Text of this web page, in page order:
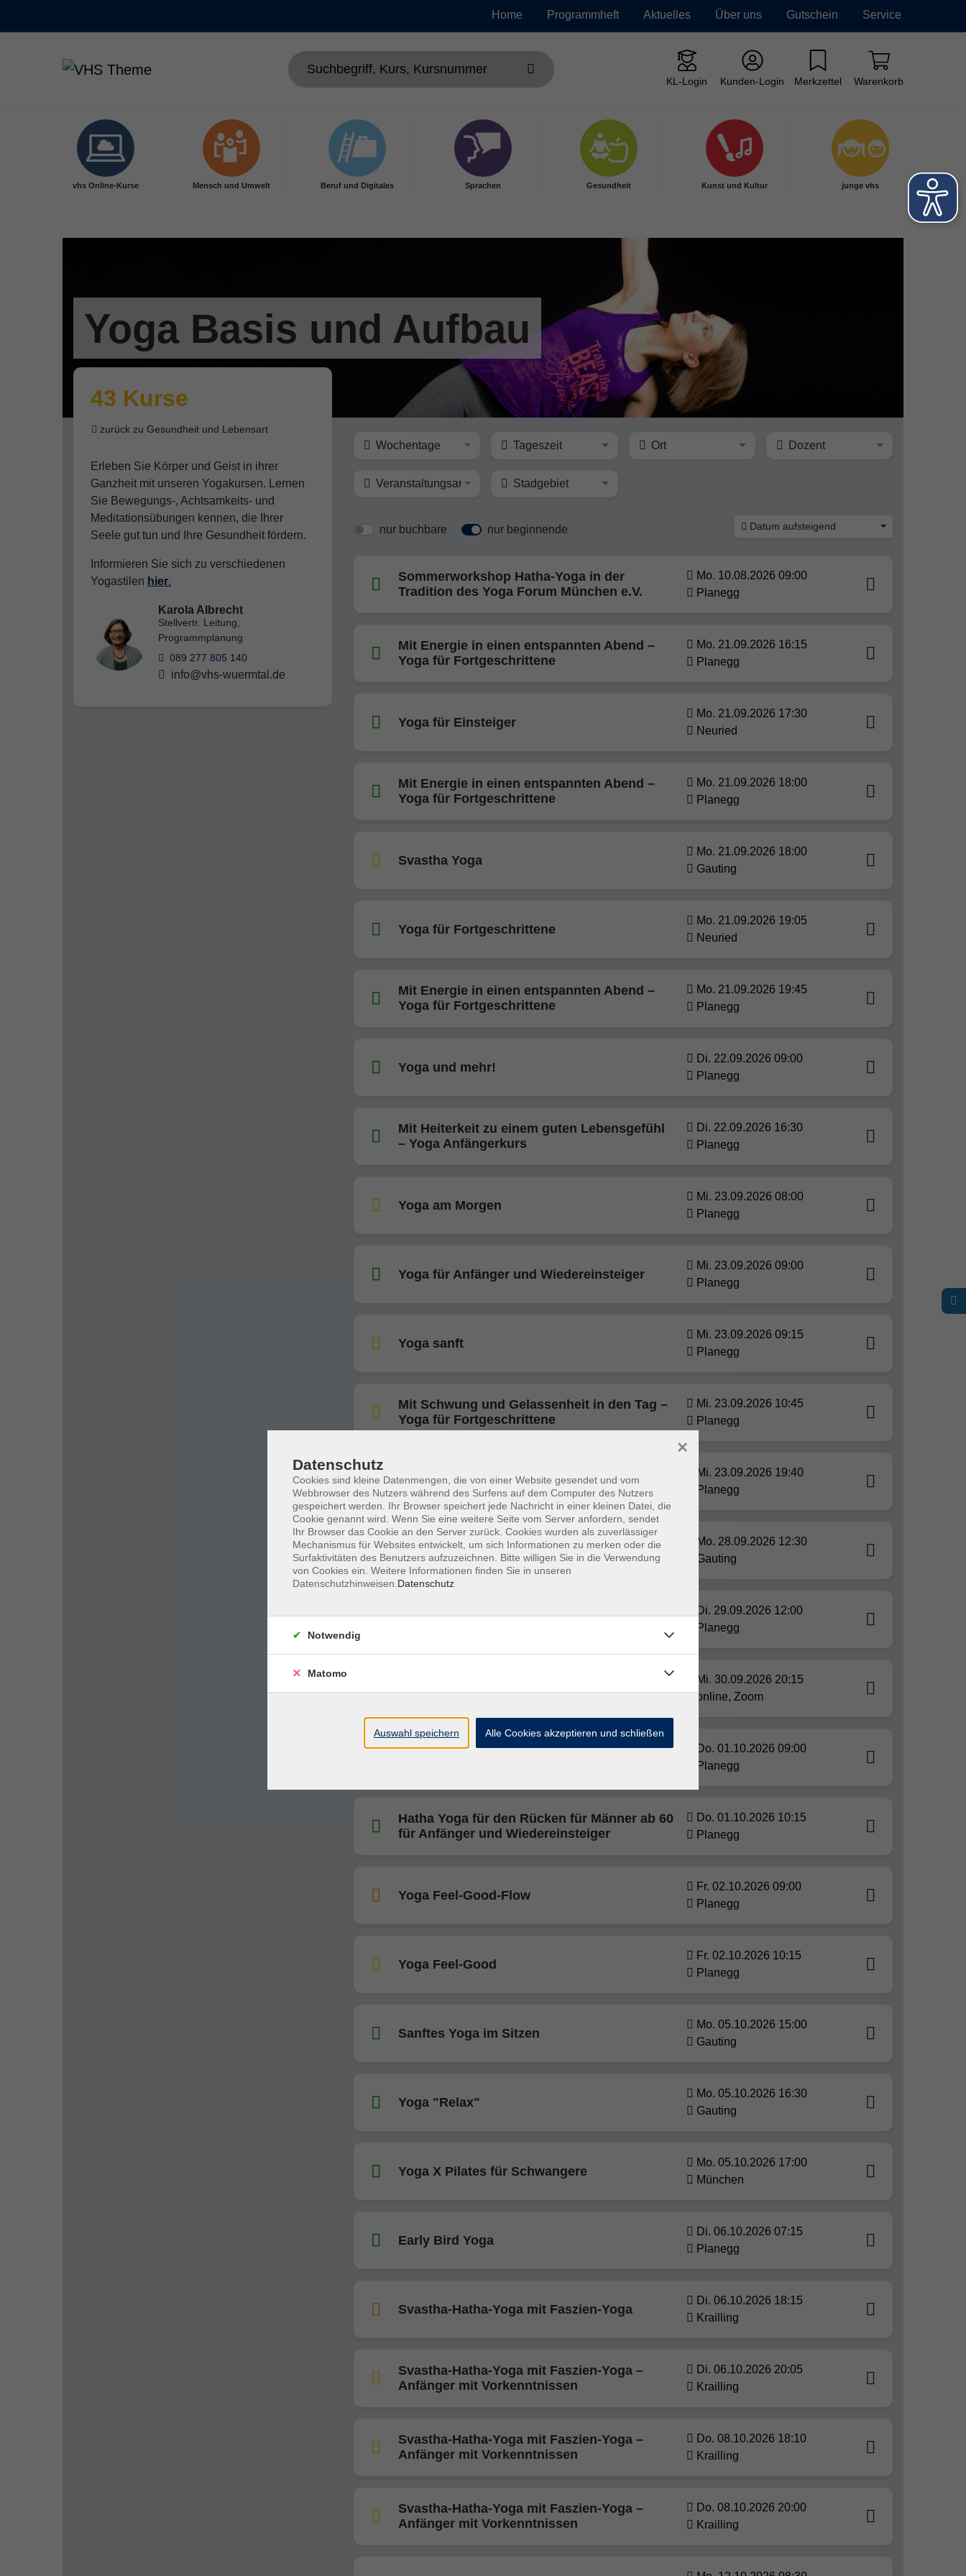
Home Programmheft Aktuelles Über uns Gutschein Service
KL-Login Kunden-Login Merkzettel Warenkorb
vhs Online-Kurse Mensch und Umwelt Beruf und Digitales Sprachen Gesundheit Kunst und Kultur junge vhs
Yoga Basis und Aufbau
43 Kurse
zurück zu Gesundheit und Lebensart
Erleben Sie Körper und Geist in ihrer
Ganzheit mit unseren Yogakursen. Lernen
Sie Bewegungs-, Achtsamkeits- und
Meditationsübungen kennen, die Ihrer
Seele gut tun und Ihre Gesundheit fördern.
Informieren Sie sich zu verschiedenen
Yogastilen hier.
Karola Albrecht
Stellvertr. Leitung,
Programmplanung
089 277 805 140
info@vhs-wuermtal.de
Wochentage Tageszeit Ort Dozent
Veranstaltungsart Stadgebiet
nur buchbare nur beginnende Datum aufsteigend
Sommerworkshop Hatha-Yoga in der
Tradition des Yoga Forum München e.V.
Mo. 10.08.2026 09:00
Planegg
Mit Energie in einen entspannten Abend –
Yoga für Fortgeschrittene
Mo. 21.09.2026 16:15
Planegg
Yoga für Einsteiger
Mo. 21.09.2026 17:30
Neuried
Mit Energie in einen entspannten Abend –
Yoga für Fortgeschrittene
Mo. 21.09.2026 18:00
Planegg
Svastha Yoga
Mo. 21.09.2026 18:00
Gauting
Yoga für Fortgeschrittene
Mo. 21.09.2026 19:05
Neuried
Mit Energie in einen entspannten Abend –
Yoga für Fortgeschrittene
Mo. 21.09.2026 19:45
Planegg
Yoga und mehr!
Di. 22.09.2026 09:00
Planegg
Mit Heiterkeit zu einem guten Lebensgefühl
– Yoga Anfängerkurs
Di. 22.09.2026 16:30
Planegg
Yoga am Morgen
Mi. 23.09.2026 08:00
Planegg
Yoga für Anfänger und Wiedereinsteiger
Mi. 23.09.2026 09:00
Planegg
Yoga sanft
Mi. 23.09.2026 09:15
Planegg
Mit Schwung und Gelassenheit in den Tag –
Yoga für Fortgeschrittene
Mi. 23.09.2026 10:45
Planegg
Hatha-Ashtanga Yoga: Mit Achtsamkeit und
Herz gemeinsam wachsen
Mi. 23.09.2026 19:40
Planegg
Ayur Yoga für leicht Geübte und
Wiedereinsteiger
Mo. 28.09.2026 12:30
Gauting
Yoga für innere und äußere Aufrichtung
Di. 29.09.2026 12:00
Planegg
Mi. 30.09.2026 20:15
online, Zoom
Hatha Yoga für den Rücken für Männer ab 60
Do. 01.10.2026 09:00
Planegg
Hatha Yoga für den Rücken für Männer ab 60
für Anfänger und Wiedereinsteiger
Do. 01.10.2026 10:15
Planegg
Yoga Feel-Good-Flow
Fr. 02.10.2026 09:00
Planegg
Yoga Feel-Good
Fr. 02.10.2026 10:15
Planegg
Sanftes Yoga im Sitzen
Mo. 05.10.2026 15:00
Gauting
Yoga "Relax"
Mo. 05.10.2026 16:30
Gauting
Yoga X Pilates für Schwangere
Mo. 05.10.2026 17:00
München
Early Bird Yoga
Di. 06.10.2026 07:15
Planegg
Svastha-Hatha-Yoga mit Faszien-Yoga
Di. 06.10.2026 18:15
Krailling
Svastha-Hatha-Yoga mit Faszien-Yoga –
Anfänger mit Vorkenntnissen
Di. 06.10.2026 20:05
Krailling
Svastha-Hatha-Yoga mit Faszien-Yoga –
Anfänger mit Vorkenntnissen
Do. 08.10.2026 18:10
Krailling
Svastha-Hatha-Yoga mit Faszien-Yoga –
Anfänger mit Vorkenntnissen
Do. 08.10.2026 20:00
Krailling
Datenschutz
Cookies sind kleine Datenmengen, die von einer Website gesendet und vom
Webbrowser des Nutzers während des Surfens auf dem Computer des Nutzers
gespeichert werden. Ihr Browser speichert jede Nachricht in einer kleinen Datei, die
Cookie genannt wird. Wenn Sie eine weitere Seite vom Server anfordern, sendet
Ihr Browser das Cookie an den Server zurück. Cookies wurden als zuverlässiger
Mechanismus für Websites entwickelt, um sich Informationen zu merken oder die
Surfaktivitäten des Benutzers aufzuzeichnen. Bitte willigen Sie in die Verwendung
von Cookies ein. Weitere Informationen finden Sie in unseren
Datenschutzhinweisen. Datenschutz
×
Notwendig
Matomo
Auswahl speichern Alle Cookies akzeptieren und schließen